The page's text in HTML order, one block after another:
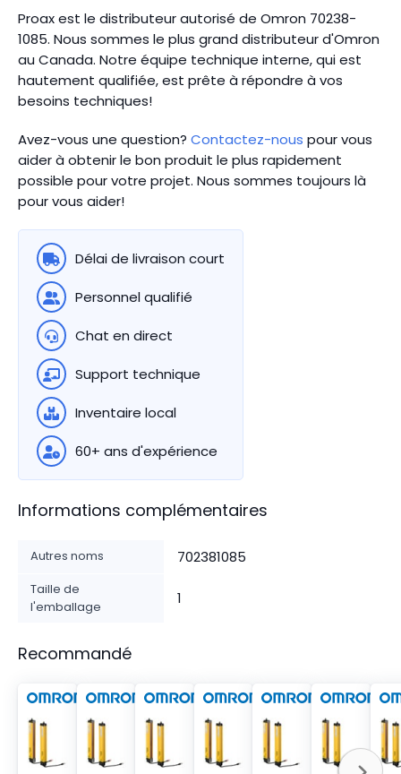
Proax est le distributeur autorisé de Omron 70238-
1085. Nous sommes le plus grand distributeur d'Omron
au Canada. Notre équipe technique interne, qui est
hautement qualifiée, est prête à répondre à vos
besoins techniques!
Avez-vous une question? Contactez-nous pour vous
aider à obtenir le bon produit le plus rapidement
possible pour votre projet. Nous sommes toujours là
pour vous aider!
Délai de livraison court
Personnel qualifié
Chat en direct
Support technique
Inventaire local
60+ ans d'expérience
Informations complémentaires
Autres noms 702381085
Taille de
l'emballage
1
Recommandé